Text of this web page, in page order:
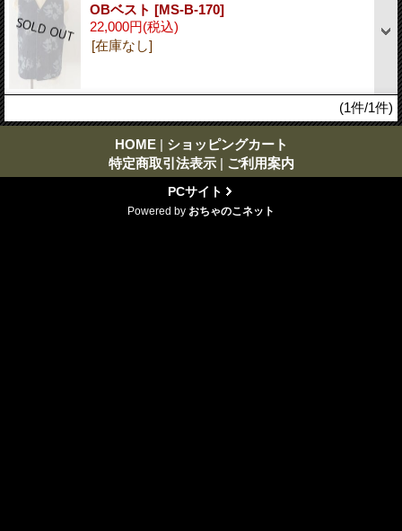
OBベスト [MS-B-170]
22,000円(税込)
[在庫なし]
(1件/1件)
HOME | ショッピングカート
特定商取引法表示 | ご利用案内
PCサイト
Powered by おちゃのこネット